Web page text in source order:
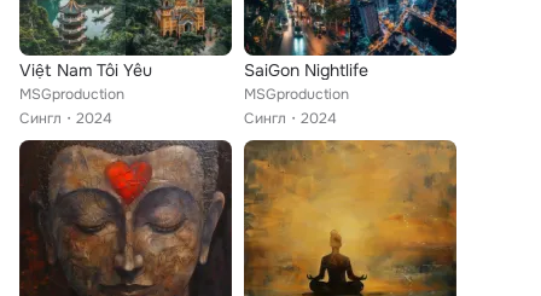
Việt Nam Tôi Yêu
MSGproduction
Сингл
2024
SaiGon Nightlife
MSGproduction
Сингл
2024